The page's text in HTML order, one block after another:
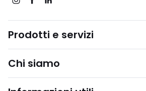
Prodotti e servizi
Chi siamo